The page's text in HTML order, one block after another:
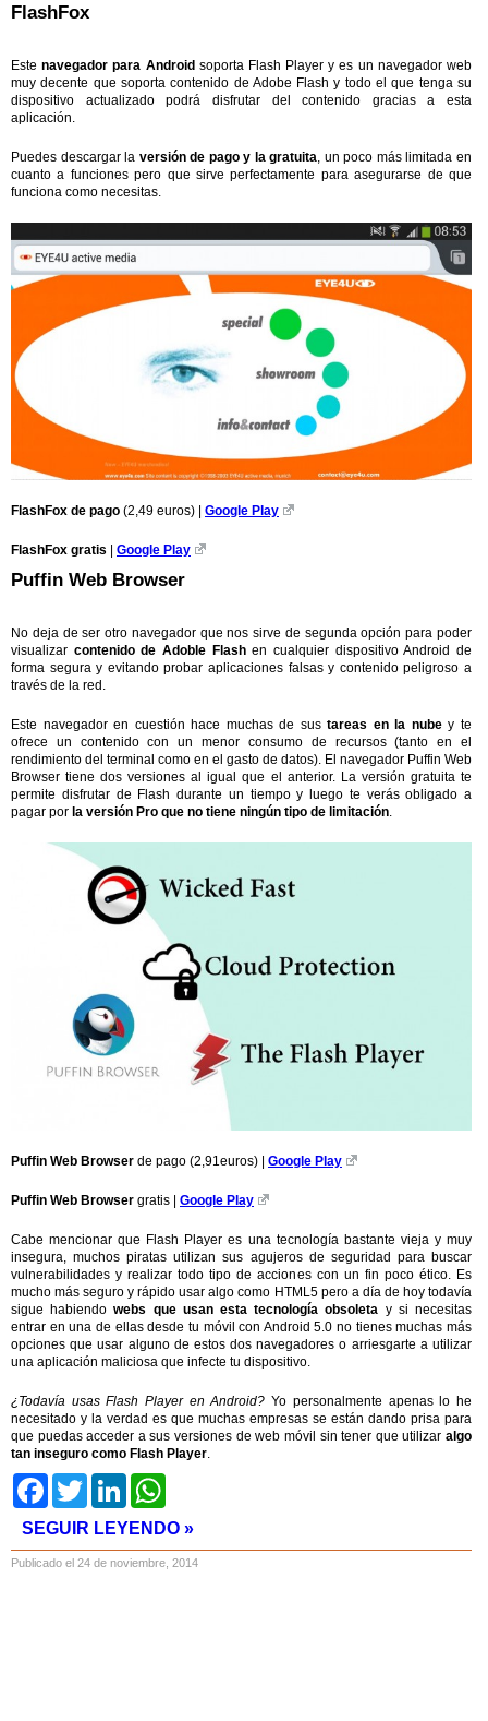
FlashFox
Estenavegador para Android soporta Flash Player y es un navegador web
muy decente que soporta contenido de Adobe Flash y todo el que tenga su
dispositivo actualizado podrá disfrutar del contenido gracias a esta
aplicación.
Puedes descargar la versión de pago y la gratuita, un poco más limitada en
cuanto a funciones pero que sirve perfectamente para asegurarse de que
funciona como necesitas.
FlashFox de pago (2,49 euros) | Google Play
FlashFox gratis | Google Play
Puffin Web Browser
No deja de ser otro navegador que nos sirve de segunda opción para poder
visualizar contenido de Adoble Flashen cualquier dispositivo Android de
forma segura y evitando probar aplicaciones falsas y contenido peligroso a
través de la red.
Este navegador en cuestión hace muchas de sustareas en la nubey te
ofrece un contenido con un menor consumo de recursos (tanto en el
rendimiento del terminal como en el gasto de datos). El navegador Puffin Web
Browser tiene dos versiones al igual que el anterior. La versión gratuita te
permite disfrutar de Flash durante un tiempo y luego te verás obligado a
pagar por la versión Pro que no tiene ningún tipo de limitación
Puffin Web Browser de pago (2,91euros) | Google Play
Puffin Web Browser gratis | Google Play
Cabe mencionar que Flash Player es una tecnología bastante vieja y muy
insegura, muchos piratas utilizan sus agujeros de seguridad para buscar
vulnerabilidades y realizar todo tipo de acciones con un fin poco ético. Es
mucho más seguro y rápido usar algo como HTML5 pero a día de hoy todavía
sigue habiendowebs que usan esta tecnología obsoleta y si necesitas
entrar en una de ellas desde tu móvil con Android 5.0 no tienes muchas más
opciones que usar alguno de estos dos navegadores o arriesgarte a utilizar
una aplicación maliciosa que infecte tu dispositivo.
¿Todavía usas Flash Player en Android? Yo personalmente apenas lo he
necesitado y la verdad es que muchas empresas se están dando prisa para
que puedas acceder a sus versiones de web móvil sin tener que utilizar algo
tan inseguro como Flash Player
FacebookTwitter LinkedIn
SEGUIR LEYENDO »
Publicado el 24 de noviembre, 2014